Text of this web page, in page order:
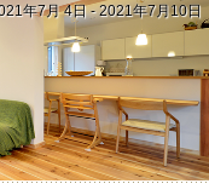
年7月 4日 - 2021年7月10日